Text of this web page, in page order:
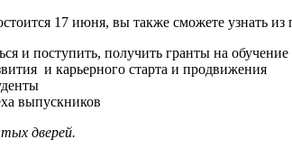
17 июня, вы также сможете узнать из
и поступить, получить гранты на
и карьерного старта и продвижения
выпускников
дверей.